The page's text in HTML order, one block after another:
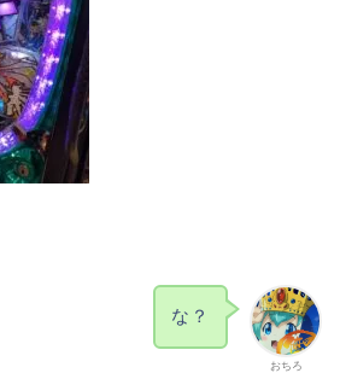
おちろ
な？